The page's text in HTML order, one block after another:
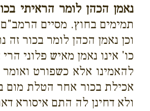
נאמן הכהן לומר הראיתי
תמימים בחוץ. מסיים
וכן נאמן הכהן לומר בכור
כו' אינו נאמן מאיש פלוני
להאמינו אלא כשפורט
אכילת בכור אחר הטלת מום
ולא דחינן לה התם איסורא